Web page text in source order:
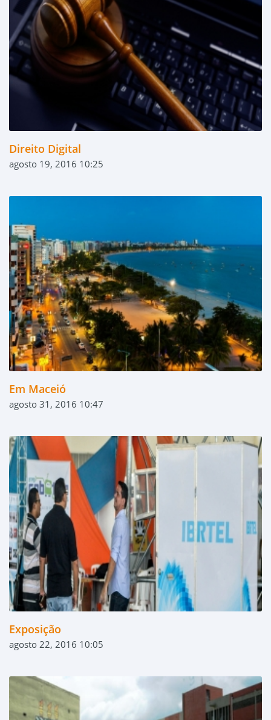
Direito Digital
agosto 19, 2016 10:25
Em Maceió
agosto 31, 2016 10:47
Exposição
agosto 22, 2016 10:05